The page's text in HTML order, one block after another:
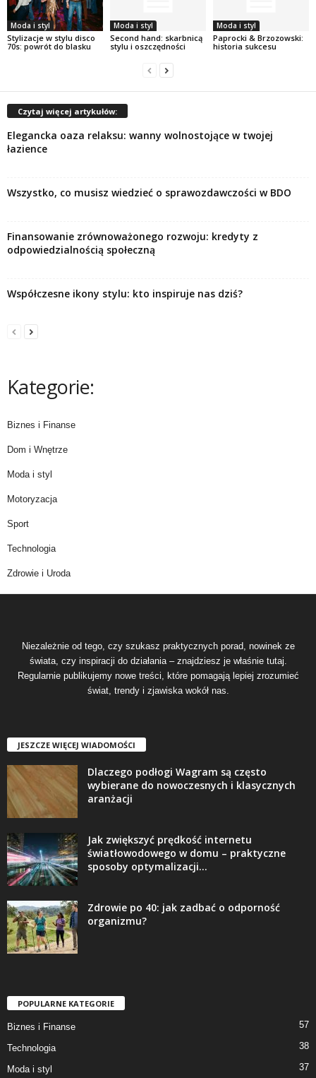
Moda i styl
Stylizacje w stylu disco
70s: powrót do blasku
Moda i styl
Second hand: skarbnicą
stylu i oszczędności
Moda i styl
Paprocki & Brzozowski:
historia sukcesu
Czytaj więcej artykułów:
Elegancka oaza relaksu: wanny wolnostojące w twojej
łazience
Wszystko, co musisz wiedzieć o sprawozdawczości w BDO
Finansowanie zrównoważonego rozwoju: kredyty z
odpowiedzialnością społeczną
Współczesne ikony stylu: kto inspiruje nas dziś?
Kategorie:
Biznes i Finanse
Dom i Wnętrze
Moda i styl
Motoryzacja
Sport
Technologia
Zdrowie i Uroda
Niezależnie od tego, czy szukasz praktycznych porad, nowinek ze
świata, czy inspiracji do działania – znajdziesz je właśnie tutaj.
Regularnie publikujemy nowe treści, które pomagają lepiej zrozumieć
świat, trendy i zjawiska wokół nas.
JESZCZE WIĘCEJ WIADOMOŚCI
Dlaczego podłogi Wagram są często
wybierane do nowoczesnych i klasycznych
aranżacji
Jak zwiększyć prędkość internetu
światłowodowego w domu – praktyczne
sposoby optymalizacji...
Zdrowie po 40: jak zadbać o odporność
organizmu?
POPULARNE KATEGORIE
Biznes i Finanse 57
Technologia 38
Moda i styl 37